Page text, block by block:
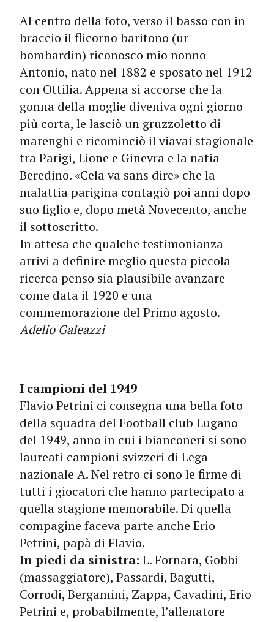
Al centro della foto, verso il basso con in
braccio il flicorno baritono (ur
bombardin) riconosco mio nonno
Antonio, nato nel 1882 e sposato nel 1912
con Ottilia. Appena si accorse che la
gonna della moglie diveniva ogni giorno
più corta, le lasciò un gruzzoletto di
marenghi e ricominciò il viavai stagionale
tra Parigi, Lione e Ginevra e la natia
Beredino. «Cela va sans dire» che la
malattia parigina contagiò poi anni dopo
suo figlio e, dopo metà Novecento, anche
il sottoscritto.
In attesa che qualche testimonianza
arrivi a definire meglio questa piccola
ricerca penso sia plausibile avanzare
come data il 1920 e una
commemorazione del Primo agosto.
Adelio Galeazzi
I campioni del 1949
Flavio Petrini ci consegna una bella foto
della squadra del Football club Lugano
del 1949, anno in cui i bianconeri si sono
laureati campioni svizzeri di Lega
nazionale A. Nel retro ci sono le firme di
tutti i giocatori che hanno partecipato a
quella stagione memorabile. Di quella
compagine faceva parte anche Erio
Petrini, papà di Flavio.
In piedi da sinistra: L. Fornara, Gobbi
(massaggiatore), Passardi, Bagutti,
Corrodi, Bergamini, Zappa, Cavadini, Erio
Petrini e, probabilmente, l’allenatore